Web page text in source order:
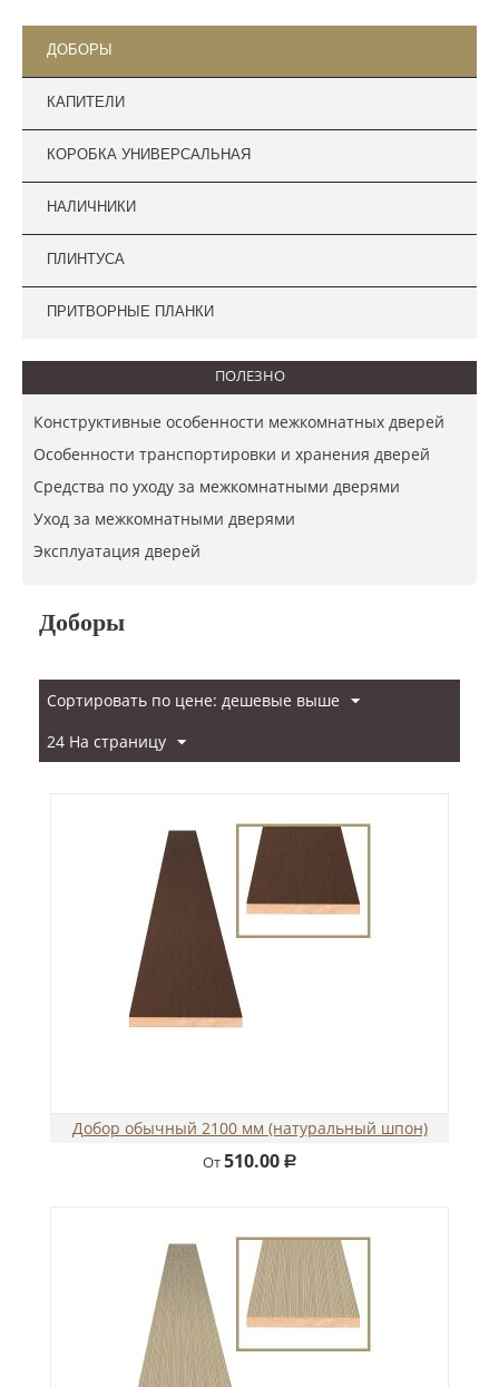
ДОБОРЫ
КАПИТЕЛИ
КОРОБКА УНИВЕРСАЛЬНАЯ
НАЛИЧНИКИ
ПЛИНТУСА
ПРИТВОРНЫЕ ПЛАНКИ
ПОЛЕЗНО
Конструктивные особенности межкомнатных дверей
Особенности транспортировки и хранения дверей
Средства по уходу за межкомнатными дверями
Уход за межкомнатными дверями
​Эксплуатация дверей
Доборы
Сортировать по цене: дешевые выше
24 На страницу
Добор обычный 2100 мм (натуральный шпон)
От510.00 Р